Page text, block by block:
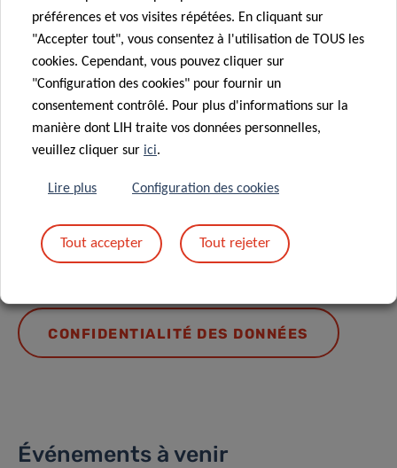
Partagez sur
Protection des données
En savoir plus sur la « Notice sur la protection des données
: traitement des données personnelles dans le cadre de la
CONFIDENTIALITÉ DES DONNÉES
Événements à venir
préférences et vos visites répétées. En cliquant sur
"Accepter tout", vous consentez à l'utilisation de TOUS les
cookies. Cependant, vous pouvez cliquer sur
"Configuration des cookies" pour fournir un
consentement contrôlé. Pour plus d'informations sur la
manière dont LIH traite vos données personnelles,
veuillez cliquer sur ici.
Lire plus Configuration des cookies
Tout accepter Tout rejeter